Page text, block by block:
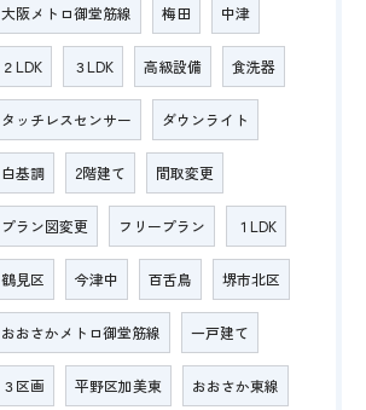
大阪メトロ御堂筋線 梅田 中津
２LDK ３LDK 高級設備 食洗器
タッチレスセンサー ダウンライト
白基調 2階建て 間取変更
プラン図変更 フリープラン １LDK
鶴見区 今津中 百舌鳥 堺市北区
おおさかメトロ御堂筋線 一戸建て
３区画 平野区加美東 おおさか東線